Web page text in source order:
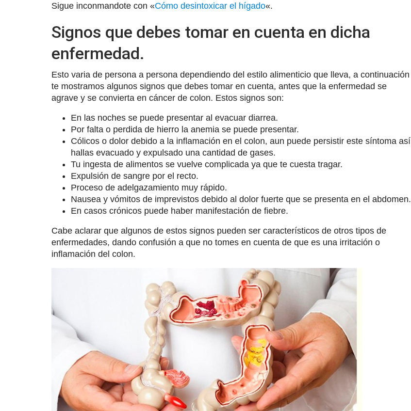
Sigue inconmandote con «Cómo desintoxicar el hígado«.
Signos que debes tomar en cuenta en dicha
enfermedad.
Esto varia de persona a persona dependiendo del estilo alimenticio que lleva, a continuación
te mostramos algunos signos que debes tomar en cuenta, antes que la enfermedad se
agrave y se convierta en cáncer de colon. Estos signos son:
En las noches se puede presentar al evacuar diarrea.
Por falta o perdida de hierro la anemia se puede presentar.
Cólicos o dolor debido a la inflamación en el colon, aun puede persistir este síntoma así
hallas evacuado y expulsado una cantidad de gases.
Tu ingesta de alimentos se vuelve complicada ya que te cuesta tragar.
Expulsión de sangre por el recto.
Proceso de adelgazamiento muy rápido.
Nausea y vómitos de imprevistos debido al dolor fuerte que se presenta en el abdomen.
En casos crónicos puede haber manifestación de fiebre.
Cabe aclarar que algunos de estos signos pueden ser característicos de otros tipos de
enfermedades, dando confusión a que no tomes en cuenta de que es una irritación o
inflamación del colon.